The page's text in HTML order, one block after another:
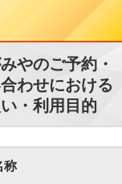
やのご予約・
わせにおける
・利用目的
称